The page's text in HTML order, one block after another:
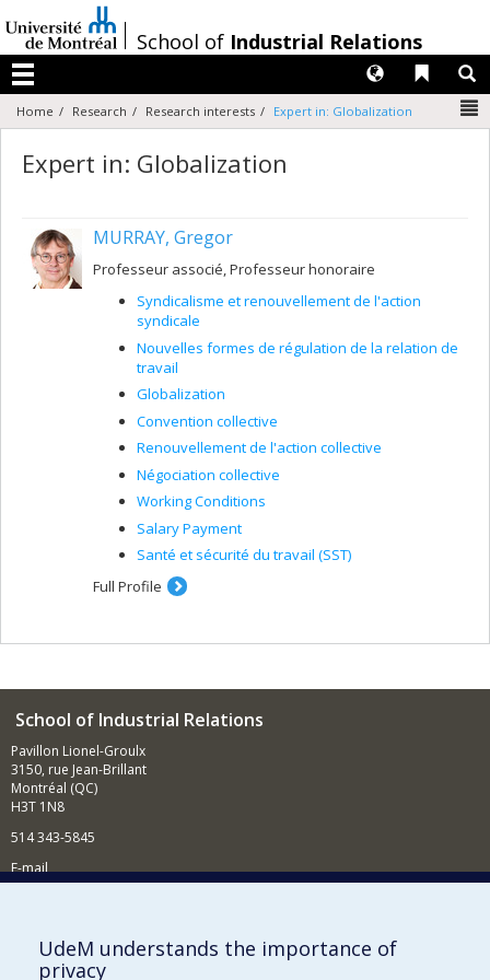
au
contenu
/
School of Industrial Relations
Menu
Liens
Langues
Home Research Research interests Expert in: Globalization
Expert in: Globalization
MURRAY, Gregor
Professeur associé, Professeur honoraire
Syndicalisme et renouvellement de l'action
syndicale
Nouvelles formes de régulation de la relation de
travail
Globalization
Convention collective
Renouvellement de l'action collective
Négociation collective
Working Conditions
Salary Payment
Santé et sécurité du travail (SST)
Full Profile
School of Industrial Relations
Pavillon Lionel-Groulx
3150, rue Jean-Brillant
Montréal (QC)
H3T 1N8
514 343-5845
E-mail
Supporting the School
UdeM understands the importance of
privacy